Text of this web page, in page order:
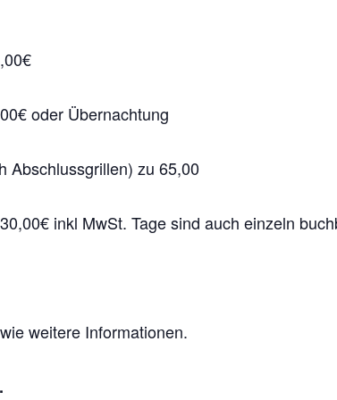
oder Übernachtung
Abschlussgrillen) zu 65,00
inkl MwSt. Tage sind auch einzeln
weitere Informationen.